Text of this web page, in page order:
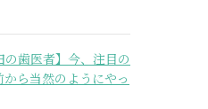
の歯医者】今、注目の
ら当然のようにやっ